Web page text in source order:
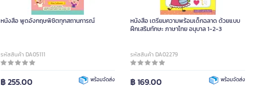
หนังสือ พูดอังกฤษพิชิตทุกสถานการณ์
รหัสสินค้า DA05111
฿ 255.00 พร้อมจัดส่ง
หนังสือ เตรียมความพร้อมเด็กฉลาด ด้วยแบบ
ฝึกเสริมทักษะ ภาษาไทย อนุบาล 1-2-3
รหัสสินค้า DA02279
฿ 169.00 พร้อมจัดส่ง